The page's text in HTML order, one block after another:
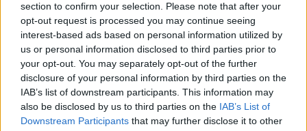
section to confirm your selection. Please note that after your
opt-out request is processed you may continue seeing
interest-based ads based on personal information utilized by
us or personal information disclosed to third parties prior to
your opt-out. You may separately opt-out of the further
disclosure of your personal information by third parties on the
IAB’s list of downstream participants. This information may
also be disclosed by us to third parties on the IAB’s List of
Downstream Participants that may further disclose it to other